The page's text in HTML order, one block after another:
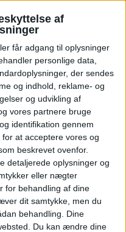
af
får adgang til oplysninger
personlige data,
der sendes
og indhold, reklame- og
og udvikling af
vores partnere bruge
identifikation gennem
at acceptere vores og
beskrevet ovenfor.
detaljerede oplysninger og
eller nægter
for behandling af dine
dit samtykke, men du
behandling. Dine
Du kan ændre dine
25 (3 NÆTTER)
Pris pr. person ved
2 personer
overnatningen er
hvilket er